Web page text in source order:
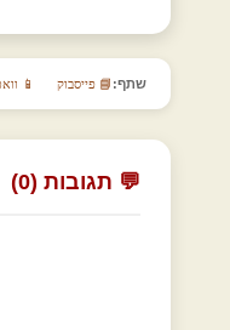
שתף: 📘 פייסבוק 📱
💬 תגובות (0)